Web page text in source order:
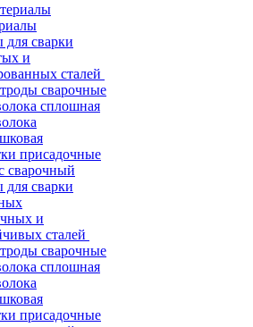
сварки
и
сталей
сварочные
сплошная
присадочные
сварочный
сварки
и
сталей
сварочные
сплошная
присадочные